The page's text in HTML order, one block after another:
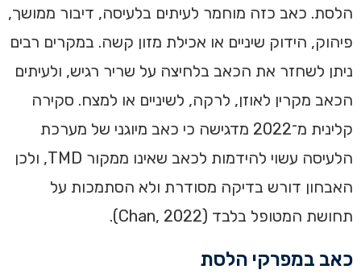
הלסת. כאב כזה מוחמר לעיתים בלעיסה, דיבור ממושך,
פיהוק, הידוק שיניים או אכילת מזון קשה. במקרים רבים
ניתן לשחזר את הכאב בלחיצה על שריר רגיש, ולעיתים
הכאב מקרין לאוזן, לרקה, לשיניים או למצח. סקירה
קלינית מ־2022 מדגישה כי כאב מיוגני של מערכת
הלעיסה עשוי להידמות לכאב שאינו ממקור TMD, ולכן
האבחון דורש בדיקה מסודרת ולא הסתמכות על
תחושת המטופל בלבד (Chan, 2022).
כאב במפרקי הלסת